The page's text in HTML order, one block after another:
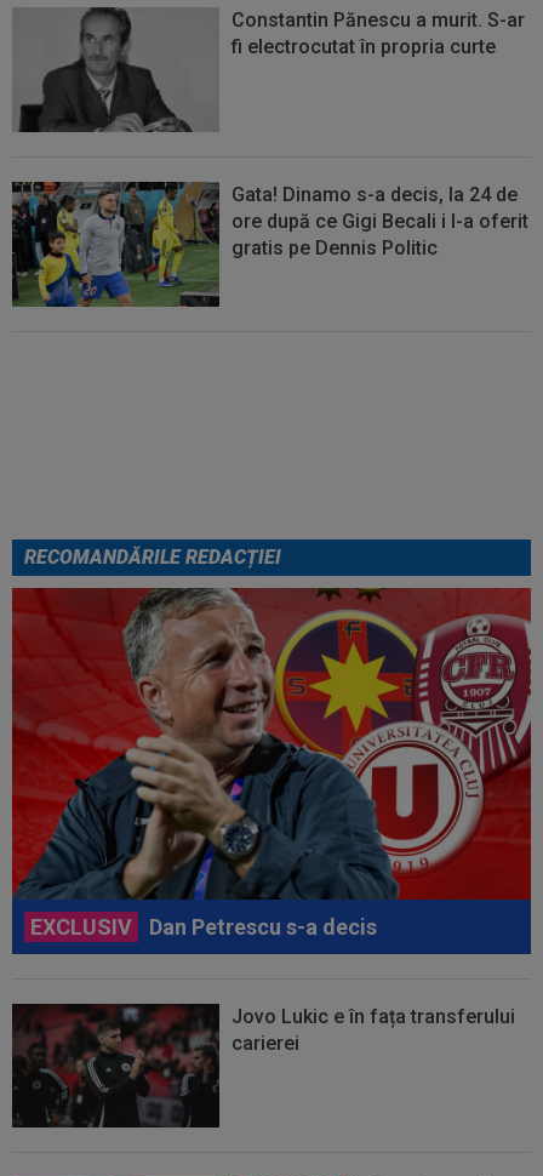
Constantin Pănescu a murit. S-ar
fi electrocutat în propria curte
Gata! Dinamo s-a decis, la 24 de
ore după ce Gigi Becali i l-a oferit
gratis pe Dennis Politic
RECOMANDĂRILE REDACȚIEI
EXCLUSIV Dan Petrescu s-a decis
Jovo Lukic e în fața transferului
carierei